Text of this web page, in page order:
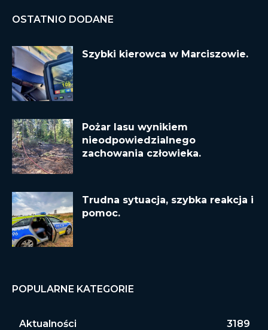
OSTATNIO DODANE
Szybki kierowca w Marciszowie.
Pożar lasu wynikiem
nieodpowiedzialnego
zachowania człowieka.
Trudna sytuacja, szybka reakcja i
pomoc.
POPULARNE KATEGORIE
Aktualności 3189